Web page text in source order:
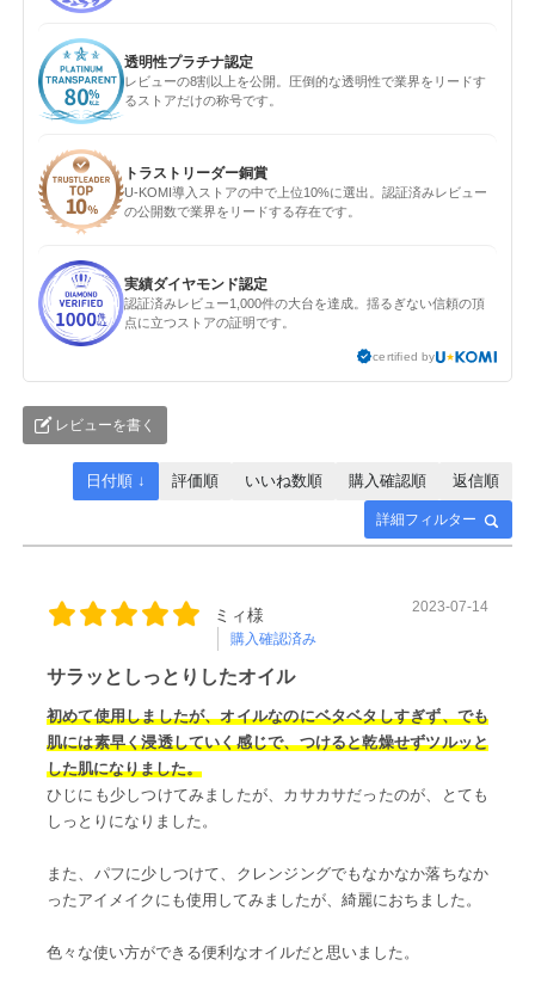
透明性プラチナ認定
レビューの8割以上を公開。圧倒的な透明性で業界をリードす
るストアだけの称号です。
トラストリーダー銅賞
U-KOMI導入ストアの中で上位10%に選出。認証済みレビュー
の公開数で業界をリードする存在です。
実績ダイヤモンド認定
認証済みレビュー1,000件の大台を達成。揺るぎない信頼の頂
点に立つストアの証明です。
certified by
レビューを書く
詳細フィルター
日付順 ↓ 評価順 いいね数順 購入確認順 返信順
ミィ様
購入確認済み
2023-07-14
サラッとしっとりしたオイル
初めて使用しましたが、オイルなのにベタベタしすぎず、でも
肌には素早く浸透していく感じで、つけると乾燥せずツルッと
した肌になりました。
ひじにも少しつけてみましたが、カサカサだったのが、とても
しっとりになりました。
また、パフに少しつけて、クレンジングでもなかなか落ちなか
ったアイメイクにも使用してみましたが、綺麗におちました。
色々な使い方ができる便利なオイルだと思いました。